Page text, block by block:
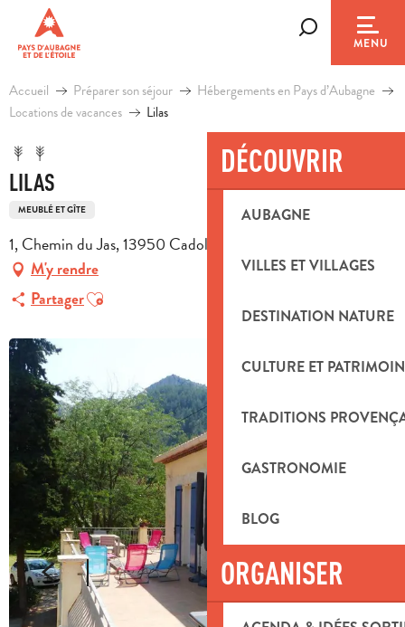
contenu
principal
MENU
DÉCOUVRIR
AUBAGNE
VILLES ET VILLAGES
DESTINATION NATURE
CULTURE ET
TRADITIONS
GASTRONOMIE
BLOG
ORGANISER
Accueil Préparer son séjour
Hébergements en Pays d’Aubagne
Locations de vacances
Lilas
LILAS
MEUBLÉ ET GÎTE
1, Chemin du Jas, 13950 Cadolive
M'y rendre
PartagerAjouter aux favoris